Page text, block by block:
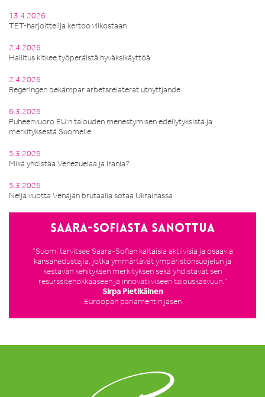
13.4.2026
TET-harjoittelija kertoo viikostaan
2.4.2026
Hallitus kitkee työperäistä hyväksikäyttöä
2.4.2026
Regeringen bekämpar arbetsrelaterat utnyttjande
6.3.2026
Puheenvuoro EU:n talouden menestymisen edellytyksistä ja
merkityksestä Suomelle
5.3.2026
Mikä yhdistää Venezuelaa ja Irania?
5.3.2026
Neljä vuotta Venäjän brutaalia sotaa Ukrainassa
Saara-Sofiasta sanottua
”Suomi tarvitsee Saara-Sofian kaltaisia aktiivisia ja osaavia
kansanedustajia, jotka ymmärtävät ympäristönsuojelun ja
kestävän kehityksen merkityksen sekä yhdistävät sen
resurssitehokkaaseen ja innovatiiviseen talouskasvuun.”
Sirpa Pietikäinen
Euroopan parlamentin jäsen